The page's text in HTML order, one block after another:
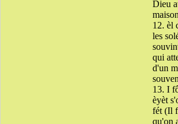
Dieu
12. èl
les
qui
d'un
13. I
èyèt
fét (Il
qu'on